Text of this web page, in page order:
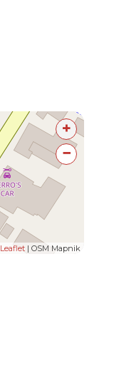
+
−
Leaflet | OSM Mapnik